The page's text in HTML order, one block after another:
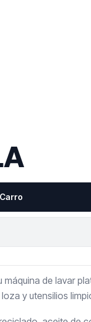
de lavar
y utensilios